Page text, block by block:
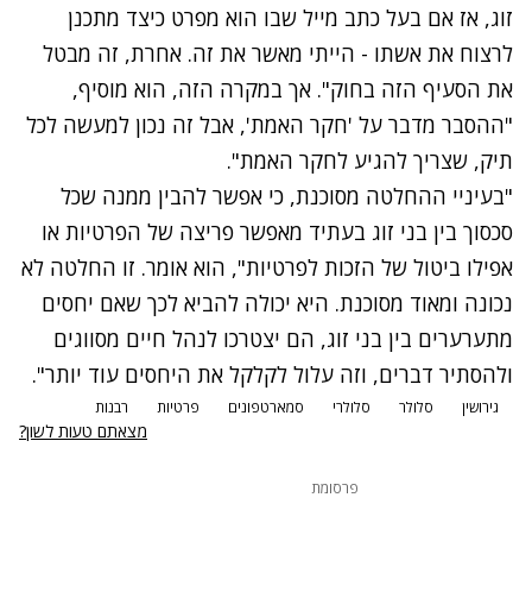
זוג, אז אם בעל כתב מייל שבו הוא מפרט כיצד מתכנן
לרצוח את אשתו - הייתי מאשר את זה. אחרת, זה מבטל
את הסעיף הזה בחוק". אך במקרה הזה, הוא מוסיף,
"ההסבר מדבר על 'חקר האמת', אבל זה נכון למעשה לכל
תיק, שצריך להגיע לחקר האמת".
"בעיניי ההחלטה מסוכנת, כי אפשר להבין ממנה שכל
סכסוך בין בני זוג בעתיד מאפשר פריצה של הפרטיות או
אפילו ביטול של הזכות לפרטיות", הוא אומר. זו החלטה לא
נכונה ומאוד מסוכנת. היא יכולה להביא לכך שאם יחסים
מתערערים בין בני זוג, הם יצטרכו לנהל חיים מסווגים
ולהסתיר דברים, וזה עלול לקלקל את היחסים עוד יותר".
גירושין סלולר סלולרי סמארטפונים פרטיות רבנות
מצאתם טעות לשון?
פרסומת